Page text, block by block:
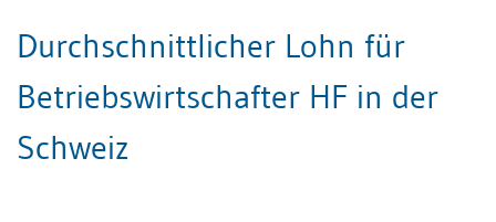
Durchschnittlicher Lohn für
Betriebswirtschafter HF in der
Schweiz